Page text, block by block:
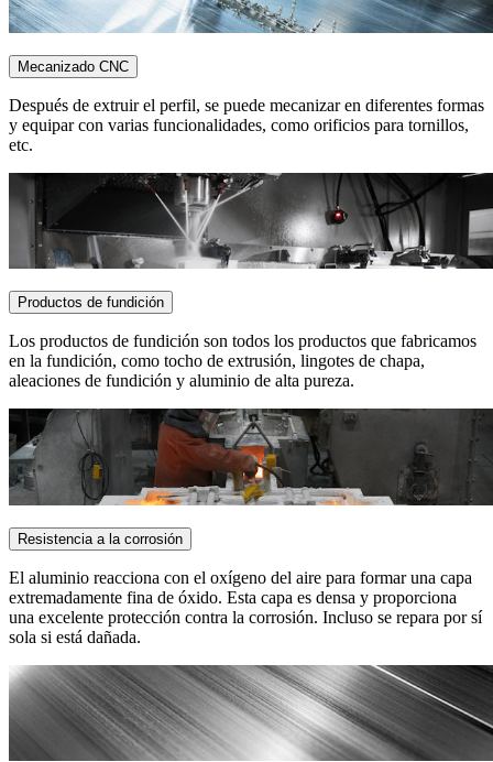
Mecanizado CNC
Después de extruir el perfil, se puede mecanizar en diferentes formas
y equipar con varias funcionalidades, como orificios para tornillos,
etc.
Productos de fundición
Los productos de fundición son todos los productos que fabricamos
en la fundición, como tocho de extrusión, lingotes de chapa,
aleaciones de fundición y aluminio de alta pureza.
Resistencia a la corrosión
El aluminio reacciona con el oxígeno del aire para formar una capa
extremadamente fina de óxido. Esta capa es densa y proporciona
una excelente protección contra la corrosión. Incluso se repara por sí
sola si está dañada.